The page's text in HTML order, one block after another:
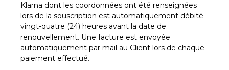
Klarna dont les coordonnées ont été renseignées
lors de la souscription est automatiquement débité
vingt-quatre (24) heures avant la date de
renouvellement. Une facture est envoyée
automatiquement par mail au Client lors de chaque
paiement effectué.